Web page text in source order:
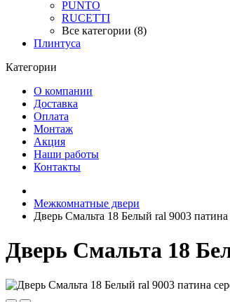
PUNTO
RUCETTI
Все категории (8)
Плинтуса
Категории
О компании
Доставка
Оплата
Монтаж
Акция
Наши работы
Контакты
Межкомнатные двери
Дверь Смальта 18 Белый ral 9003 патина
Дверь Смальта 18